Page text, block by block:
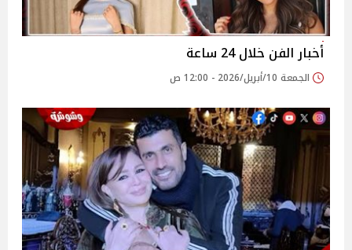
أخبار الفن خلال 24 ساعة
الجمعة 10/أبريل/2026 - 12:00 ص